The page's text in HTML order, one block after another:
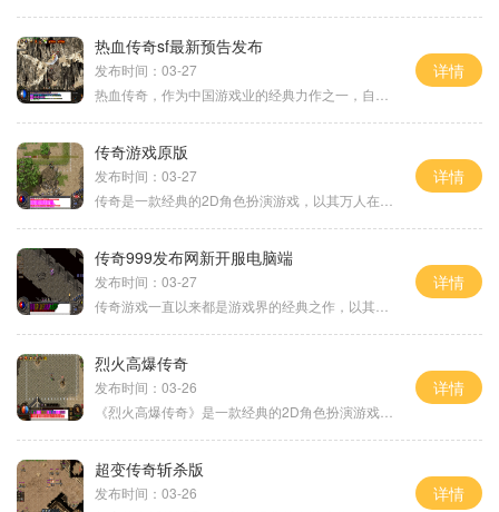
热血传奇sf最新预告发布
发布时间：03-27
详情
传奇游戏原版
发布时间：03-27
详情
传奇999发布网新开服电脑端
发布时间：03-27
详情
烈火高爆传奇
发布时间：03-26
详情
超变传奇斩杀版
发布时间：03-26
详情